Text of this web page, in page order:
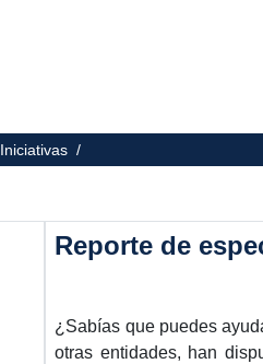
Iniciativas /
Reporte de
¿Sabías que puedes
otras entidades, han